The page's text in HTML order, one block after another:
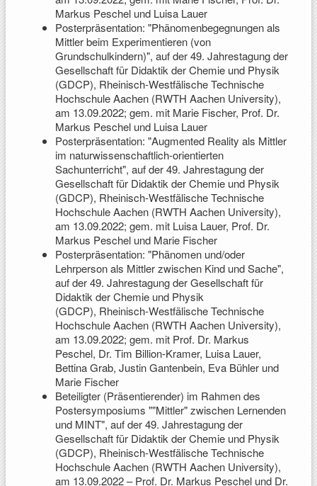
Markus Peschel und Luisa Lauer
Posterpräsentation: "Phänomenbegegnungen als
Mittler beim Experimentieren (von
Grundschulkindern)", auf der 49. Jahrestagung der
Gesellschaft für Didaktik der Chemie und Physik
(GDCP), Rheinisch-Westfälische Technische
Hochschule Aachen (RWTH Aachen University),
am 13.09.2022; gem. mit Marie Fischer, Prof. Dr.
Markus Peschel und Luisa Lauer
Posterpräsentation: "Augmented Reality als Mittler
im naturwissenschaftlich-orientierten
Sachunterricht", auf der 49. Jahrestagung der
Gesellschaft für Didaktik der Chemie und Physik
(GDCP), Rheinisch-Westfälische Technische
Hochschule Aachen (RWTH Aachen University),
am 13.09.2022; gem. mit Luisa Lauer, Prof. Dr.
Markus Peschel und Marie Fischer
Posterpräsentation: "Phänomen und/oder
Lehrperson als Mittler zwischen Kind und Sache",
auf der 49. Jahrestagung der Gesellschaft für
Didaktik der Chemie und Physik
(GDCP), Rheinisch-Westfälische Technische
Hochschule Aachen (RWTH Aachen University),
am 13.09.2022; gem. mit Prof. Dr. Markus
Peschel, Dr. Tim Billion-Kramer, Luisa Lauer,
Bettina Grab, Justin Gantenbein, Eva Bühler und
Marie Fischer
Beteiligter (Präsentierender) im Rahmen des
Postersymposiums ""Mittler" zwischen Lernenden
und MINT", auf der 49. Jahrestagung der
Gesellschaft für Didaktik der Chemie und Physik
(GDCP), Rheinisch-Westfälische Technische
Hochschule Aachen (RWTH Aachen University),
am 13.09.2022 – Prof. Dr. Markus Peschel und Dr.